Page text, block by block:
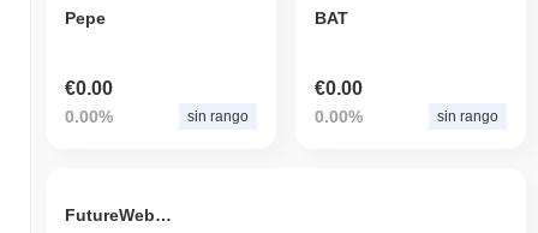
Pepe
€0.00
0.00% sin rango
BAT
€0.00
0.00% sin rango
FutureWeb3.0